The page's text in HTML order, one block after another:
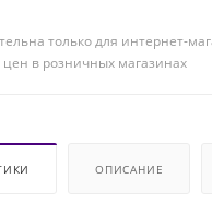
только для интернет-
цен в розничных магазинах
ОПИСАНИЕ